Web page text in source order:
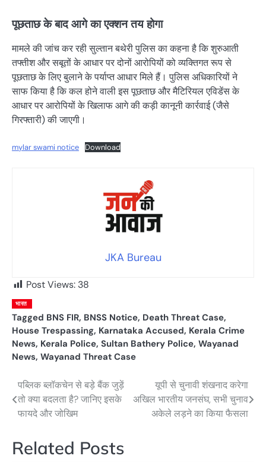
पूछताछ के बाद आगे का एक्शन तय होगा
मामले की जांच कर रही सुल्तान बथेरी पुलिस का कहना है कि शुरुआती
तफ्तीश और सबूतों के आधार पर दोनों आरोपियों को व्यक्तिगत रूप से
पूछताछ के लिए बुलाने के पर्याप्त आधार मिले हैं। पुलिस अधिकारियों ने
साफ किया है कि कल होने वाली इस पूछताछ और मैटिरियल एविडेंस के
आधार पर आरोपियों के खिलाफ आगे की कड़ी कानूनी कार्रवाई (जैसे
गिरफ्तारी) की जाएगी।
mylar swami notice Download
JKA Bureau
Post Views: 38
भारत
Tagged BNS FIR, BNSS Notice, Death Threat Case,
House Trespassing, Karnataka Accused, Kerala Crime
News, Kerala Police, Sultan Bathery Police, Wayanad
News, Wayanad Threat Case
Post
navigation
पब्लिक ब्लॉकचेन से बड़े बैंक जुड़ें
तो क्या बदलता है? जानिए इसके
फायदे और जोखिम
यूपी से चुनावी शंखनाद करेगा
अखिल भारतीय जनसंघ, सभी चुनाव
अकेले लड़ने का किया फैसला
Related Posts